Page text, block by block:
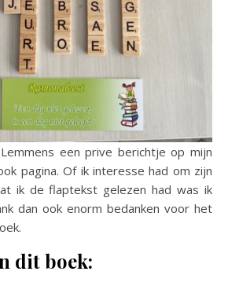
pagina. Of ik interesse had om zijn
ik de flaptekst gelezen had was ik
dan ook enorm bedanken voor het
dit boek: